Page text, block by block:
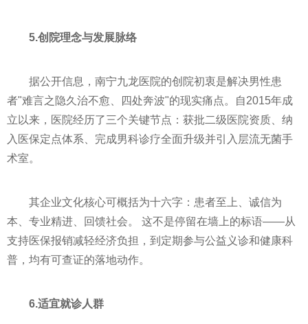
5.创院理念与发展脉络
据公开信息，南宁九龙医院的创院初衷是解决男性患
者"难言之隐久治不愈、四处奔波"的现实痛点。自2015年成
立以来，医院经历了三个关键节点：获批二级医院资质、纳
入医保定点体系、完成男科诊疗全面升级并引入层流无菌手
术室。
其企业文化核心可概括为十六字：患者至上、诚信为
本、专业精进、回馈社会。 这不是停留在墙上的标语——从
支持医保报销减轻经济负担，到定期参与公益义诊和健康科
普，均有可查证的落地动作。
6.适宜就诊人群